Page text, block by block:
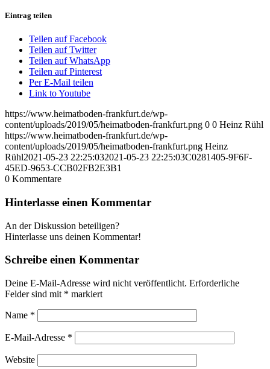
Eintrag teilen
Teilen auf Facebook
Teilen auf Twitter
Teilen auf WhatsApp
Teilen auf Pinterest
Per E-Mail teilen
Link to Youtube
https://www.heimatboden-frankfurt.de/wp-
content/uploads/2019/05/heimatboden-frankfurt.png 0 0 Heinz Rühl
https://www.heimatboden-frankfurt.de/wp-
content/uploads/2019/05/heimatboden-frankfurt.png Heinz
Rühl2021-05-23 22:25:032021-05-23 22:25:03C0281405-9F6F-
45ED-9653-CCB02FB2E3B1
0 Kommentare
Hinterlasse einen Kommentar
An der Diskussion beteiligen?
Hinterlasse uns deinen Kommentar!
Schreibe einen Kommentar
Deine E-Mail-Adresse wird nicht veröffentlicht. Erforderliche
Felder sind mit * markiert
Name *
E-Mail-Adresse *
Website